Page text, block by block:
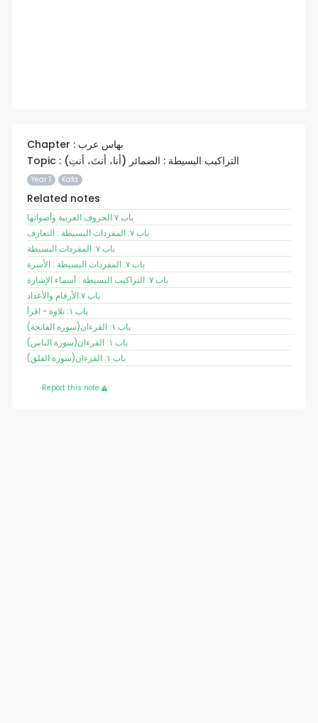
Chapter : بهاس عرب
Topic : التراكيب البسيطة : الضمائر (أنا، أنتَ، أنتِ)
Year 1 Kafa
Related notes
باب ٧:الحروف العربية وأصواتها
باب ٧: المفردات البسيطة : التعارف
باب ٧: المفردات البسيطة
باب ٧: المفردات البسيطة : الأسرة
باب ٧: التراكيب البسيطة : أسماء الإشارة
باب ٧:الأرقام والأعداد
باب ١: تلاوة - اقرأ
(سورة الفاتحة)باب ١: القرءان
(سورة الناس)باب ١: القرءان
(سورة الفلق)باب ١: القرءان
Report this note